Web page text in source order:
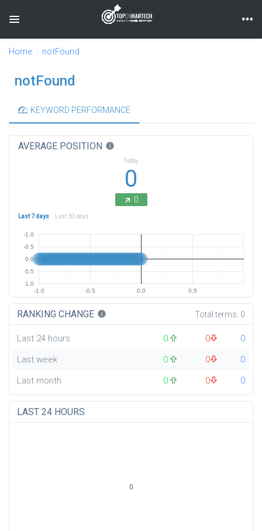
Toggle navigation
Home notFound
notFound
KEYWORD PERFORMANCE
AVERAGE POSITION info
Today
0
0
Last 7 days Last 30 days
-1.0 -0.5 0.0 0.5
-1.0
-0.5
0.0
0.5
1.0
RANKING CHANGE info Total terms: 0
Last 24 hours 0 0
0
Last week
0 0
0
Last month
0 0 0
LAST 24 HOURS
0